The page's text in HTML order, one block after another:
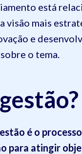
está
visão mais
e
o tema.
é o
para atingir